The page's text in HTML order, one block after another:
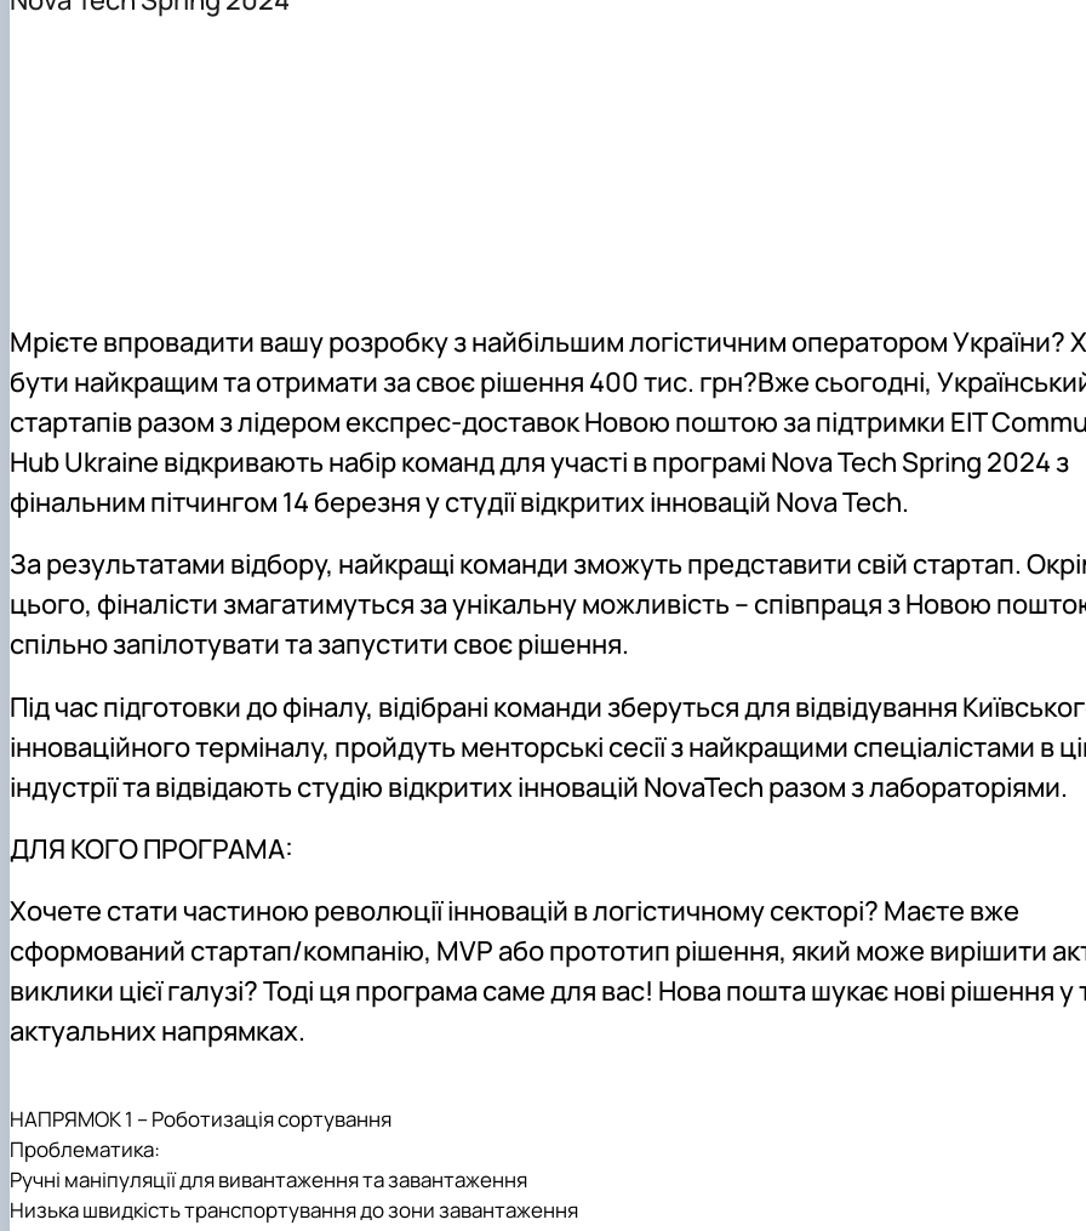
Як нас знайти
Технічне забезпечення кафедри
Скринька довіри
Міжнародні зв'язки
Мрієте впровадити вашу розробку з найбільшим логістичним оператором України?
бути найкращим та отримати за своє рішення 400 тис. грн?Вже сьогодні,
стартапів разом з лідером експрес-доставок Новою поштою за підтримки EIT
Hub Ukraine відкривають набір команд для участі в програмі Nova Tech Spring 2024з
фінальним пітчингом 14 березняу студії відкритих інновацій Nova Tech.
За результатами відбору, найкращі команди зможуть представити свій стартап.
цього, фіналісти змагатимуться за унікальну можливість – співпраця з Новою
спільно запілотувати та запустити своє рішення.
Під час підготовки до фіналу, відібрані команди зберуться для відвідування
інноваційного терміналу, пройдуть менторські сесії з найкращими спеціалістами в
індустрії та відвідають студію відкритих інновацій NovaTech разом з лабораторіями.
ДЛЯ КОГО ПРОГРАМА:
Хочете стати частиною революції інновацій в логістичному секторі? Маєте вже
сформований стартап/компанію, MVP або прототип рішення, який може вирішити
виклики цієї галузі? Тоді ця програма саме для вас! ​​Нова пошта шукає нові рішення у
актуальних напрямках.
НАПРЯМОК 1 – Роботизація сортування
Проблематика:
Ручні маніпуляції для вивантаження та завантаження
Низька швидкість транспортування до зони завантаження